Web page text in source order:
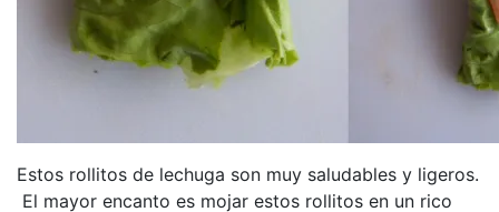
Estos rollitos de lechuga son muy saludables y ligeros.
El mayor encanto es mojar estos rollitos en un rico